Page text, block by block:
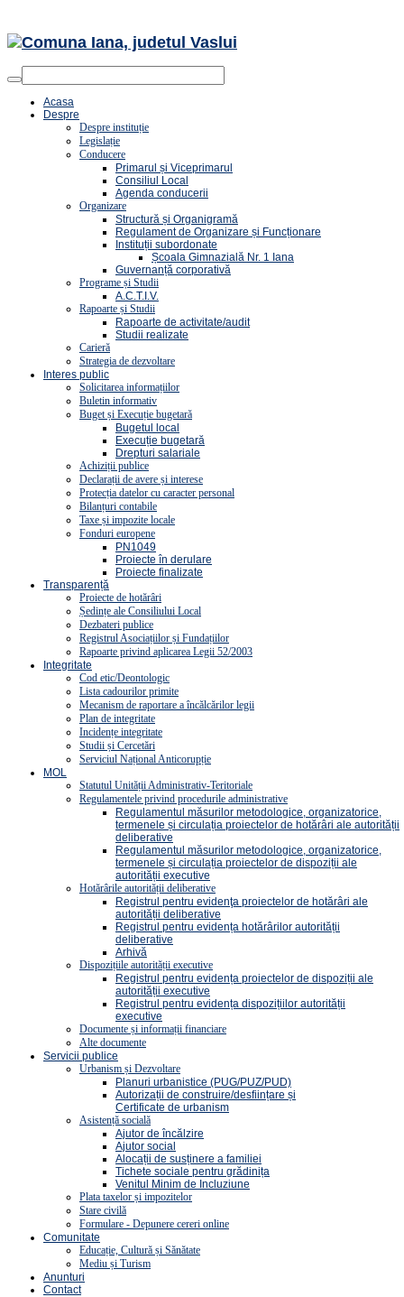
Acasa
Despre
Despre instituție
Legislație
Conducere
Primarul și Viceprimarul
Consiliul Local
Agenda conducerii
Organizare
Structură și Organigramă
Regulament de Organizare și Funcționare
Instituții subordonate
Școala Gimnazială Nr. 1 Iana
Guvernanță corporativă
Programe și Studii
A.C.T.I.V.
Rapoarte și Studii
Rapoarte de activitate/audit
Studii realizate
Carieră
Strategia de dezvoltare
Interes public
Solicitarea informațiilor
Buletin informativ
Buget și Execuție bugetară
Bugetul local
Execuție bugetară
Drepturi salariale
Achiziții publice
Declarații de avere și interese
Protecția datelor cu caracter personal
Bilanțuri contabile
Taxe și impozite locale
Fonduri europene
PN1049
Proiecte în derulare
Proiecte finalizate
Transparență
Proiecte de hotărâri
Ședințe ale Consiliului Local
Dezbateri publice
Registrul Asociațiilor și Fundațiilor
Rapoarte privind aplicarea Legii 52/2003
Integritate
Cod etic/Deontologic
Lista cadourilor primite
Mecanism de raportare a încălcărilor legii
Plan de integritate
Incidențe integritate
Studii și Cercetări
Serviciul Național Anticorupție
MOL
Statutul Unității Administrativ-Teritoriale
Regulamentele privind procedurile administrative
Regulamentul măsurilor metodologice, organizatorice,
termenele și circulația proiectelor de hotărâri ale autorității
deliberative
Regulamentul măsurilor metodologice, organizatorice,
termenele și circulația proiectelor de dispoziții ale
autorității executive
Hotărârile autorității deliberative
Registrul pentru evidenţa proiectelor de hotărâri ale
autorității deliberative
Registrul pentru evidența hotărârilor autorității
deliberative
Arhivă
Dispozițiile autorității executive
Registrul pentru evidența proiectelor de dispoziții ale
autorității executive
Registrul pentru evidența dispozițiilor autorității
executive
Documente și informații financiare
Alte documente
Servicii publice
Urbanism și Dezvoltare
Planuri urbanistice (PUG/PUZ/PUD)
Autorizații de construire/desființare și
Certificate de urbanism
Asistență socială
Ajutor de încălzire
Ajutor social
Alocații de susținere a familiei
Tichete sociale pentru grădinița
Venitul Minim de Incluziune
Plata taxelor și impozitelor
Stare civilă
Formulare - Depunere cereri online
Comunitate
Educație, Cultură și Sănătate
Mediu și Turism
Anunturi
Contact